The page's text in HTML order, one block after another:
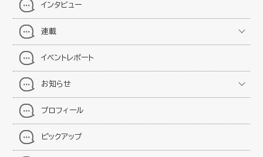
インタビュー
連載
イベントレポート
お知らせ
プロフィール
ピックアップ